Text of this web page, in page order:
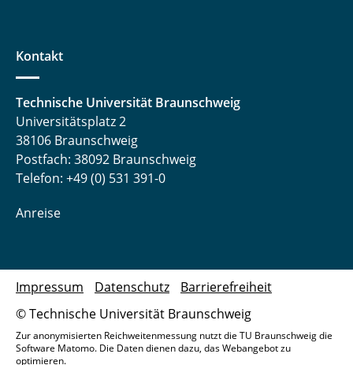
Kontakt
Technische Universität Braunschweig
Universitätsplatz 2
38106 Braunschweig
Postfach: 38092 Braunschweig
Telefon: +49 (0) 531 391-0
Anreise
© Technische Universität Braunschweig
Impressum Datenschutz Barrierefreiheit
Zur anonymisierten Reichweitenmessung nutzt die TU Braunschweig die
Software Matomo. Die Daten dienen dazu, das Webangebot zu
optimieren.